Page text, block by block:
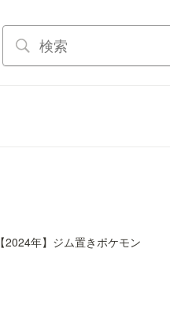
【2024年】ジム置きポケモン